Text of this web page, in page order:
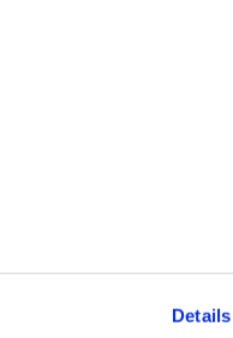
ballenjongens/-
Mij Maar Amsterdam